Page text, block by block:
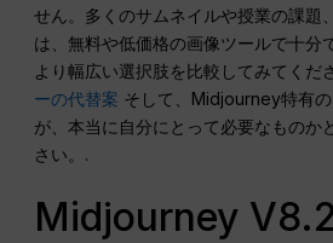
せん。多くのサムネイルや授業の課題
は、無料や低価格の画像ツールで十分
より幅広い選択肢を比較してみてくだ
ーの代替案 そして、Midjourney特有
が、本当に自分にとって必要なものか
さい。.
Midjourney